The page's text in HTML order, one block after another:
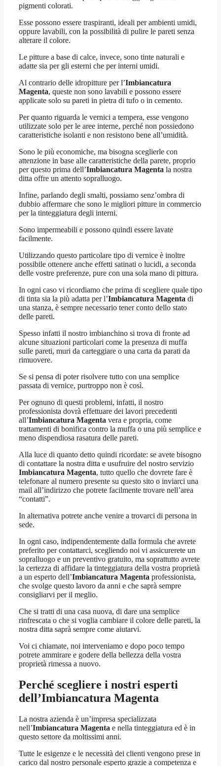
pigmenti colorati.
Esse possono essere traspiranti, ideali per ambienti umidi,
oppure lavabili, con la possibilità di pulire le pareti senza
alterare il colore.
Le pitture a base di calce, invece, sono tinte naturali e
adatte sia per gli esterni che per interni umidi.
Al contrario delle idropitture per l’Imbiancatura
Magenta, queste non sono lavabili e possono essere
applicate solo su pareti in pietra di tufo o in cemento.
Per quanto riguarda le vernici a tempera, esse vengono
utilizzate solo per le aree interne, perché non possiedono
caratteristiche isolanti e non resistono bene all’umidità.
Sono le più economiche, ma bisogna sceglierle con
attenzione in base alle caratteristiche della parete, proprio
per questo prima dell’Imbiancatura Magenta la nostra
ditta offre un attento sopralluogo.
Infine, parlando degli smalti, possiamo senz’ombra di
dubbio affermare che sono le migliori pitture in commercio
per la tinteggiatura degli interni.
Sono impermeabili e possono quindi essere lavate
facilmente.
Utilizzando questo particolare tipo di vernice è inoltre
possibile ottenere anche effetti satinati o lucidi, a seconda
delle vostre preferenze, pure con una sola mano di pittura.
In ogni caso vi ricordiamo che prima di scegliere quale tipo
di tinta sia la più adatta per l’Imbiancatura Magenta di
una stanza, è sempre necessario tener conto dello stato
delle pareti.
Spesso infatti il nostro imbianchino si trova di fronte ad
alcune situazioni particolari come la presenza di muffa
sulle pareti, muri da carteggiare o una carta da parati da
rimuovere.
Se si pensa di poter risolvere tutto con una semplice
passata di vernice, purtroppo non è così.
Per ognuno di questi problemi, infatti, il nostro
professionista dovrà effettuare dei lavori precedenti
all’Imbiancatura Magenta vera e propria, come
trattamenti di bonifica contro la muffa o una più semplice e
meno dispendiosa rasatura delle pareti.
Alla luce di quanto detto quindi ricordate: se avete bisogno
di contattare la nostra ditta e usufruire del nostro servizio
Imbiancatura Magenta, tutto quello che dovrete fare è
telefonare al numero presente su questo sito o inviarci una
mail all’indirizzo che potrete facilmente trovare nell’area
“contatti”.
In alternativa potrete anche venire a trovarci di persona in
sede.
In ogni caso, indipendentemente dalla formula che avrete
preferito per contattarci, scegliendo noi vi assicurerete un
sopralluogo e un preventivo gratuito, ma soprattutto avrete
la certezza di affidare la tinteggiatura della vostra proprietà
a un esperto dell’Imbiancatura Magenta professionista,
che svolge questo lavoro da anni e che saprà sempre
consigliarvi per il meglio.
Che si tratti di una casa nuova, di dare una semplice
rinfrescata o che si voglia cambiare il colore delle pareti, la
nostra ditta saprà sempre come aiutarvi.
Voi ci chiamate, noi interveniamo e dopo poco tempo
potrete ammirare e godere della bellezza della vostra
proprietà rimessa a nuovo.
Perché scegliere i nostri esperti
dell’Imbiancatura Magenta
La nostra azienda è un’impresa specializzata
nell’Imbiancatura Magenta e nella tinteggiatura ed è in
questo settore da moltissimi anni.
Tutte le esigenze e le necessità dei clienti vengono prese in
carico dal nostro personale esperto grazie a competenza e